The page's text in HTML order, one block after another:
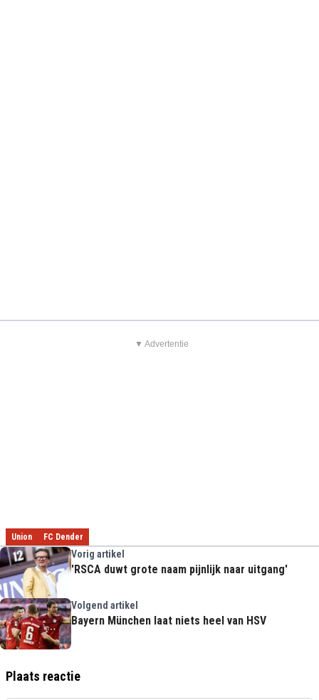
▼ Advertentie
Union FC Dender
Vorig artikel
'RSCA duwt grote naam pijnlijk naar uitgang'
Volgend artikel
Bayern München laat niets heel van HSV
Plaats reactie